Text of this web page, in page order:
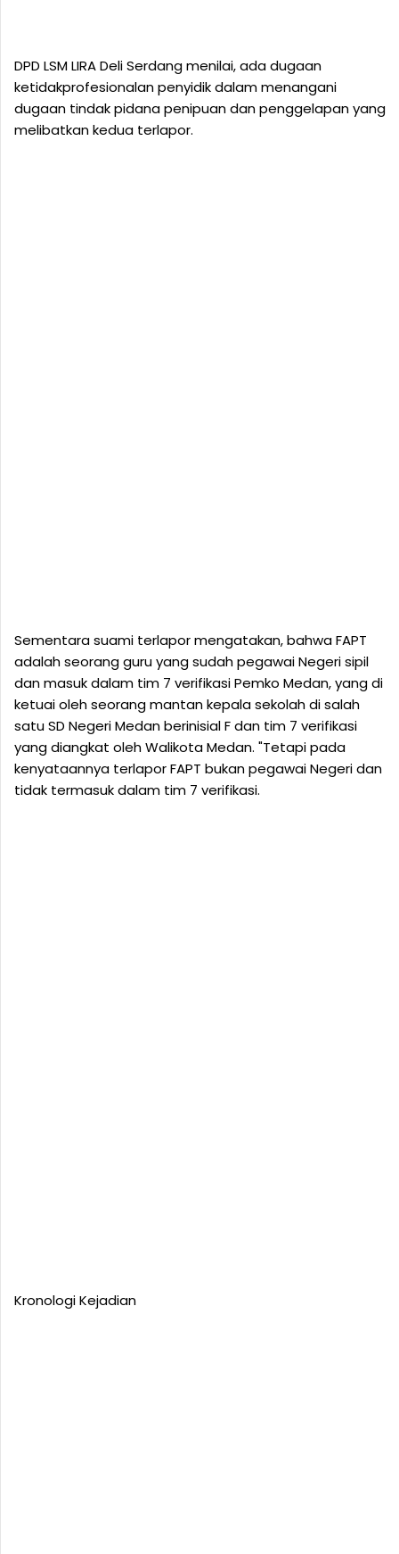
DPD LSM LIRA Deli Serdang menilai, ada dugaan
ketidakprofesionalan penyidik dalam menangani
dugaan tindak pidana penipuan dan penggelapan yang
melibatkan kedua terlapor.
Sementara suami terlapor mengatakan, bahwa FAPT
adalah seorang guru yang sudah pegawai Negeri sipil
dan masuk dalam tim 7 verifikasi Pemko Medan, yang di
ketuai oleh seorang mantan kepala sekolah di salah
satu SD Negeri Medan berinisial F dan tim 7 verifikasi
yang diangkat oleh Walikota Medan. "Tetapi pada
kenyataannya terlapor FAPT bukan pegawai Negeri dan
tidak termasuk dalam tim 7 verifikasi.
Kronologi Kejadian